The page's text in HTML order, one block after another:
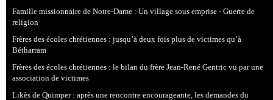
Famille missionnaire de Notre-Dame : Un village sous emprise - Guerre de
religion
Frères des écoles chrétiennes : jusqu’à deux fois plus de victimes qu’à
Bétharram
Frères des écoles chrétiennes : le bilan du frère Jean-René Gentric vu par une
association de victimes
Likès de Quimper : après une rencontre encourageante, les demandes du